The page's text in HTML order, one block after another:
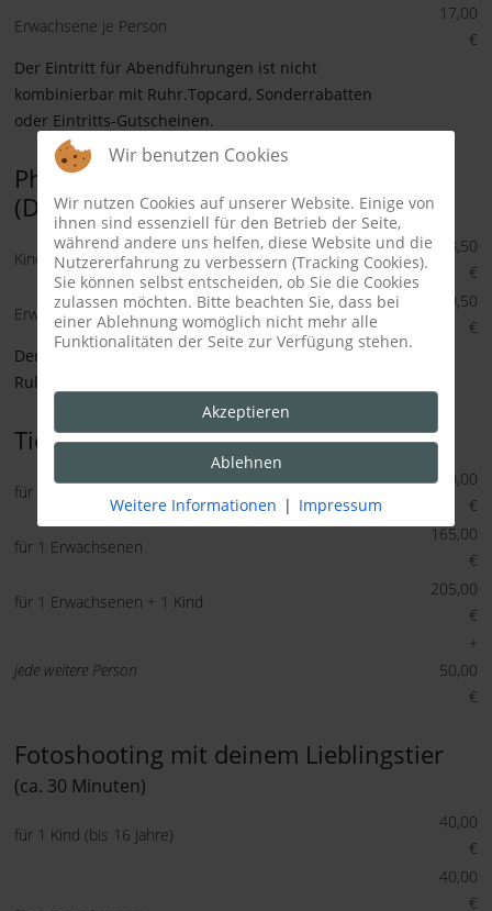
Erwachsene je Person
17,00
€
Der Eintritt für Abendführungen ist nicht
kombinierbar mit Ruhr.Topcard, Sonderrabatten
oder Eintritts-Gutscheinen.
Photonight aus dem Jahresprogramm
(Dauer ca. 2,5 Stunden)
Kinder je Person
18,50
€
Erwachsene je Person
20,50
€
Der Eintritt für die Photonight ist nicht kombinierbar mit
Ruhr.Topcard, Sonderrabatten oder Eintritts-Gutscheinen.
Tierpfleger für einen Tag
für 1 Kind (bis 16 Jahre)
150,00
€
für 1 Erwachsenen
165,00
€
für 1 Erwachsenen + 1 Kind
205,00
€
jede weitere Person
+
50,00
€
Fotoshooting mit deinem Lieblingstier
(ca. 30 Minuten)
für 1 Kind (bis 16 Jahre)
40,00
€
40,00
€
Wir benutzen Cookies
Wir nutzen Cookies auf unserer Website. Einige von
ihnen sind essenziell für den Betrieb der Seite,
während andere uns helfen, diese Website und die
Nutzererfahrung zu verbessern (Tracking Cookies).
Sie können selbst entscheiden, ob Sie die Cookies
zulassen möchten. Bitte beachten Sie, dass bei
einer Ablehnung womöglich nicht mehr alle
Funktionalitäten der Seite zur Verfügung stehen.
Akzeptieren
Ablehnen
Weitere Informationen | Impressum